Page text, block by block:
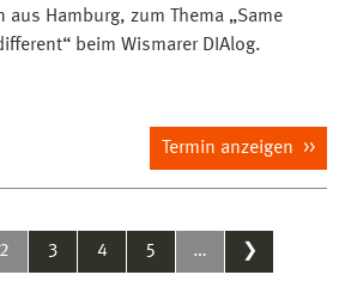
aus Hamburg, zum Thema „Same
beim Wismarer DIAlog.
Termin anzeigen
2 3 4 5 … ❯